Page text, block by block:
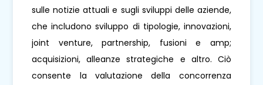
sulle notizie attuali e sugli sviluppi delle aziende,
che includono sviluppo di tipologie, innovazioni,
joint venture, partnership, fusioni e amp;
acquisizioni, alleanze strategiche e altro. Ciò
consente la valutazione della concorrenza